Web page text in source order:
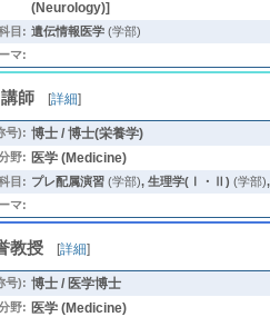
(Neurology)]
目: 遺伝情報医学(学部)
マ:
講師 [詳細]
号): 博士 / 博士(栄養学)
野: 医学 (Medicine)
目: プレ配属演習(学部), 生理学(Ⅰ・Ⅱ) (学部)
マ:
教授 [詳細]
号): 博士 / 医学博士
野: 医学 (Medicine)